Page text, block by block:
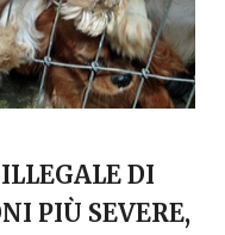
DI
PIÙ SEVERE,